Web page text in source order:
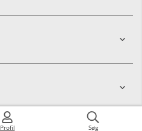
Profil Søg